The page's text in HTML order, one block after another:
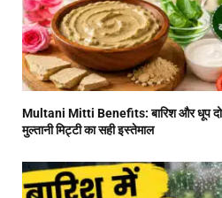
Multani Mitti Benefits: बारिश और धूप
मुल्तानी मिट्टी का सही इस्तेमाल